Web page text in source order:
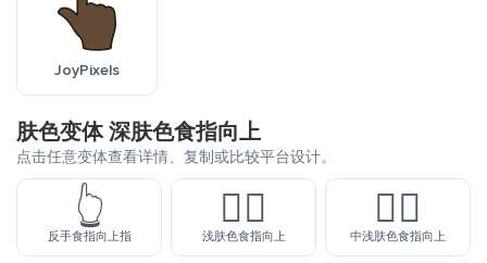
JoyPixels
肤色变体 深肤色食指向上
点击任意变体查看详情、复制或比较平台设计。
👆
反手食指向上指
👆🏻
浅肤色食指向上
👆🏼
中浅肤色食指向上